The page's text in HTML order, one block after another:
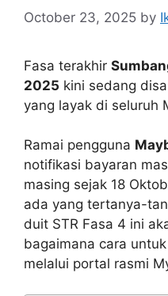
October 23, 2025 by
Fasa terakhir
2025 kini sedang
yang layak di seluruh
Ramai pengguna
notifikasi bayaran
masing sejak 18
ada yang tertanya-
duit STR Fasa 4 ini
bagaimana cara
melalui portal rasmi